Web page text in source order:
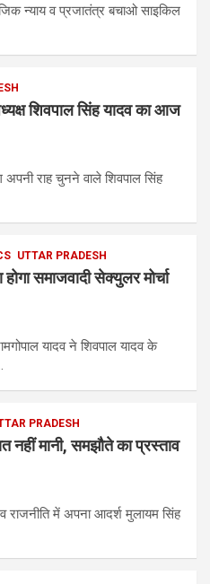
न्याय व प्रजातंत्र बचाओ साइकिल
शिवपाल सिंह यादव का आज
राह चुनने वाले शिवपाल सिंह
UTTAR PRADESH
समाजवादी सेक्युलर मोर्चा
यादव ने शिवपाल यादव के
PRADESH
नहीं मानी, समझौते का प्रस्ताव
में अपना आदर्श मुलायम सिंह